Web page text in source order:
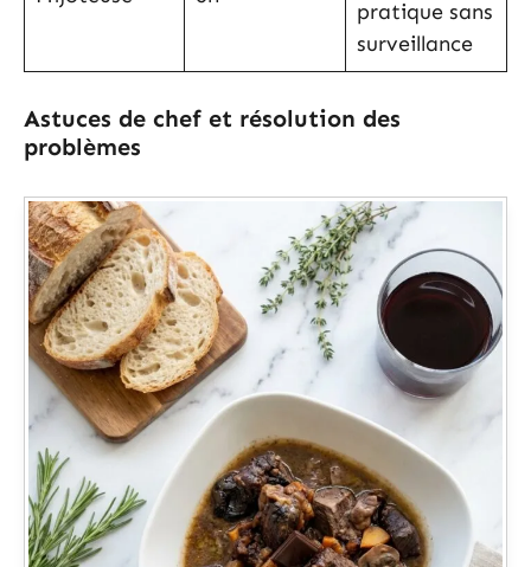
pratique sans
surveillance
Astuces de chef et résolution des
problèmes